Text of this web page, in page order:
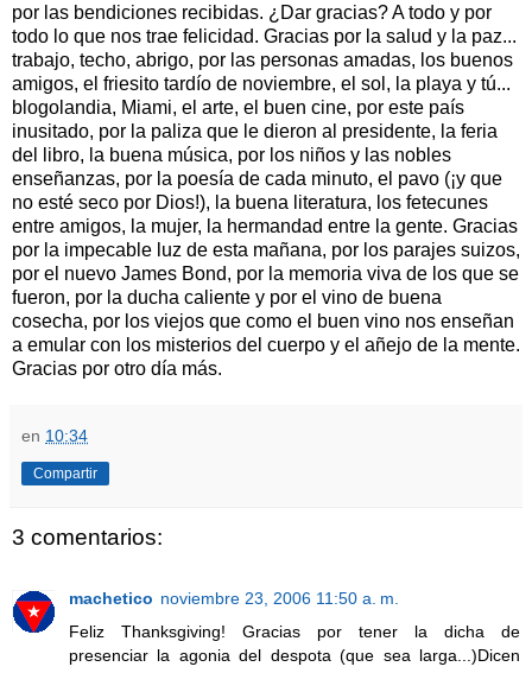
por las bendiciones recibidas. ¿Dar gracias? A todo y por
todo lo que nos trae felicidad. Gracias por la salud y la paz...
trabajo, techo, abrigo, por las personas amadas, los buenos
amigos, el friesito tardío de noviembre, el sol, la playa y tú...
blogolandia, Miami, el arte, el buen cine, por este país
inusitado, por la paliza que le dieron al presidente, la feria
del libro, la buena música, por los niños y las nobles
enseñanzas, por la poesía de cada minuto, el pavo (¡y que
no esté seco por Dios!), la buena literatura, los fetecunes
entre amigos, la mujer, la hermandad entre la gente. Gracias
por la impecable luz de esta mañana, por los parajes suizos,
por el nuevo James Bond, por la memoria viva de los que se
fueron, por la ducha caliente y por el vino de buena
cosecha, por los viejos que como el buen vino nos enseñan
a emular con los misterios del cuerpo y el añejo de la mente.
Gracias por otro día más.
en 10:34
Compartir
3 comentarios:
machetico noviembre 23, 2006 11:50 a. m.
Feliz Thanksgiving! Gracias por tener la dicha de
presenciar la agonia del despota (que sea larga...)Dicen